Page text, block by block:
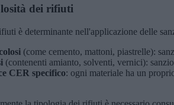
dei rifiuti
è determinante nell'applicazione delle
(come cemento, mattoni, piastrelle):
(contenenti amianto, solventi, vernici):
CER specifico: ogni materiale ha un